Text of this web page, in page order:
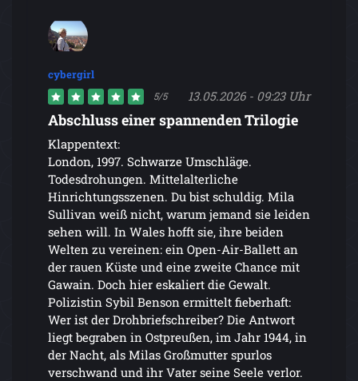
cybergirl
5/5 13.05.2026 - 09:23 Uhr
Abschluss einer spannenden Trilogie
Klappentext:
London, 1997. Schwarze Umschläge.
Todesdrohungen. Mittelalterliche
Hinrichtungsszenen. Du bist schuldig. Mila
Sullivan weiß nicht, warum jemand sie leiden
sehen will. In Wales hofft sie, ihre beiden
Welten zu vereinen: ein Open-Air-Ballett an
der rauen Küste und eine zweite Chance mit
Gawain. Doch hier eskaliert die Gewalt.
Polizistin Sybil Benson ermittelt fieberhaft:
Wer ist der Drohbriefschreiber? Die Antwort
liegt begraben in Ostpreußen, im Jahr 1944, in
der Nacht, als Milas Großmutter spurlos
verschwand und ihr Vater seine Seele verlor.